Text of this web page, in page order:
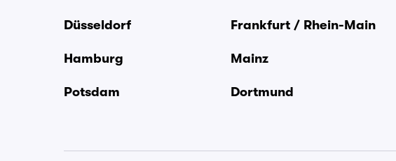
Düsseldorf Frankfurt / Rhein-Main
Hamburg Mainz
Potsdam Dortmund